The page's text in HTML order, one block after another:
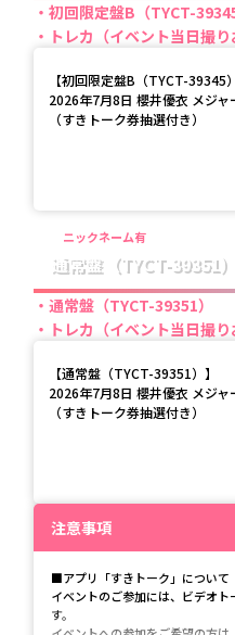
初回限定盤B（TYCT-39345
トレカ（イベント当日撮
【初回限定盤B（TYCT-39345）
2026年7月8日 櫻井優衣 メジ
（すきトーク券抽選付き）
ニックネーム有
通常盤（TYCT-39351）
通常盤（TYCT-39351）
トレカ（イベント当日撮
【通常盤（TYCT-39351） 】
2026年7月8日 櫻井優衣 メジ
（すきトーク券抽選付き）
注意事項
■アプリ「すきトーク」について
イベントのご参加には、ビデオ
す。